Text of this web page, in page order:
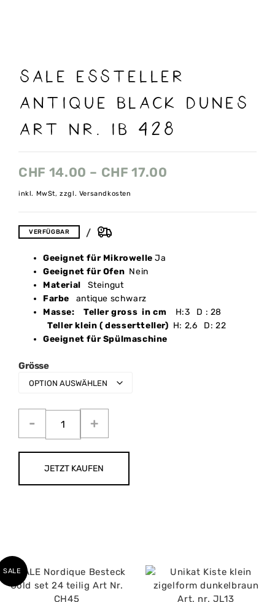
Sale Essteller
antique black dunes
art nr. Ib 428
CHF 14.00 – CHF 17.00
inkl. MwSt, zzgl. Versandkosten
VERFÜGBAR
Geeignet für MikrowelleJa
Geeignet für Ofen Nein
Material Steingut
Farbe antique schwarz
Masse: Teller gross in cm H:3 D : 28
Teller klein ( dessertteller) H: 2,6 D: 22
Geeignet für Spülmaschine
Grösse
JETZT KAUFEN
SALE